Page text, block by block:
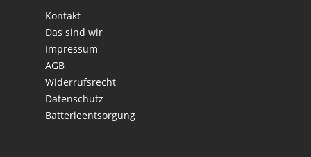
Kontakt
Das sind wir
Impressum
AGB
Widerrufsrecht
Datenschutz
Batterieentsorgung